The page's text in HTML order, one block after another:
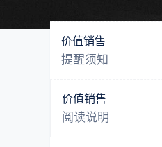
价值销售
提醒须知
价值销售
阅读说明